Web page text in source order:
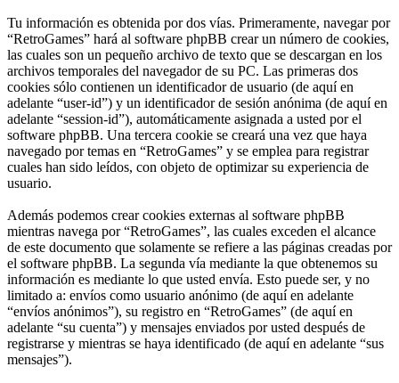
Tu información es obtenida por dos vías. Primeramente, navegar por
“RetroGames” hará al software phpBB crear un número de cookies,
las cuales son un pequeño archivo de texto que se descargan en los
archivos temporales del navegador de su PC. Las primeras dos
cookies sólo contienen un identificador de usuario (de aquí en
adelante “user-id”) y un identificador de sesión anónima (de aquí en
adelante “session-id”), automáticamente asignada a usted por el
software phpBB. Una tercera cookie se creará una vez que haya
navegado por temas en “RetroGames” y se emplea para registrar
cuales han sido leídos, con objeto de optimizar su experiencia de
usuario.
Además podemos crear cookies externas al software phpBB
mientras navega por “RetroGames”, las cuales exceden el alcance
de este documento que solamente se refiere a las páginas creadas por
el software phpBB. La segunda vía mediante la que obtenemos su
información es mediante lo que usted envía. Esto puede ser, y no
limitado a: envíos como usuario anónimo (de aquí en adelante
“envíos anónimos”), su registro en “RetroGames” (de aquí en
adelante “su cuenta”) y mensajes enviados por usted después de
registrarse y mientras se haya identificado (de aquí en adelante “sus
mensajes”).